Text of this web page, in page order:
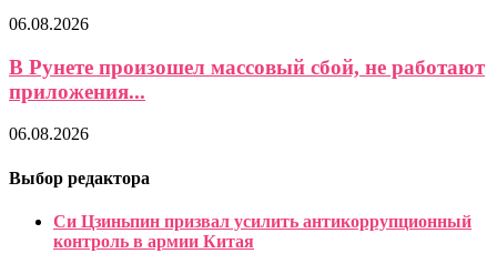
06.08.2026
В Рунете произошел массовый сбой, не работают
приложения...
06.08.2026
Выбор редактора
Си Цзиньпин призвал усилить антикоррупционный
контроль в армии Китая